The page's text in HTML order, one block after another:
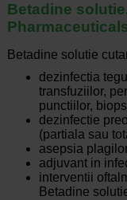
Betadine
Betadine solutie
dezinfectia
transfuziilor,
punctiilor,
dezinfectie
(partiala sau
asepsia
adjuvant in
interventii
Betadine